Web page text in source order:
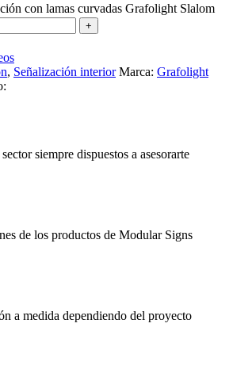
con lamas curvadas Grafolight Slalom
, Señalización interior Marca: Grafolight
siempre dispuestos a asesorarte
de los productos de Modular Signs
a medida dependiendo del proyecto